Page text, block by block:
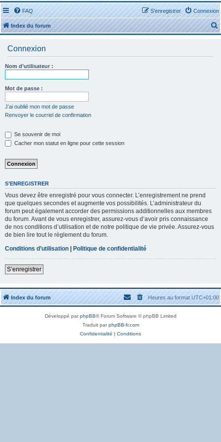
FAQ Connexion
S’enregistrer
Index du forum
e
Connexion
Nom d’utilisateur :
Mot de passe :
J’ai oublié mon mot de passe
Renvoyer le courriel de confirmation
Se souvenir de moi
Cacher mon statut en ligne pour cette session
S’ENREGISTRER
Vous devez être enregistré pour vous connecter. L’enregistrement ne prend
que quelques secondes et augmente vos possibilités. L’administrateur du
forum peut également accorder des permissions additionnelles aux membres
du forum. Avant de vous enregistrer, assurez-vous d’avoir pris connaissance
de nos conditions d’utilisation et de notre politique de vie privée. Assurez-vous
de bien lire tout le règlement du forum.
Conditions d’utilisation | Politique de confidentialité
S’enregistrer
Index du forum Heures au formatUTC+01:00
Développé parphpBB® Forum Software © phpBB Limited
Traduit parphpBB-fr.com
Confidentialité | Conditions